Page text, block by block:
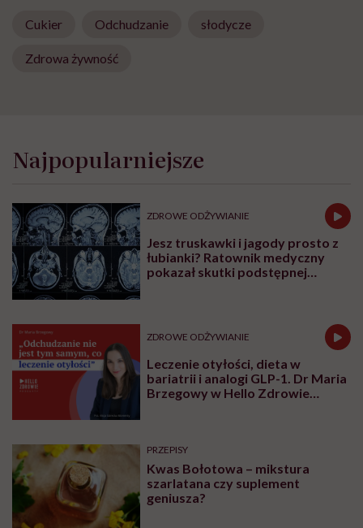
Cukier Odchudzanie słodycze
Zdrowa żywność
Najpopularniejsze
ZDROWE ODŻYWIANIE
Jesz truskawki i jagody prosto z
łubianki? Ratownik medyczny
pokazał skutki podstępnej
ZDROWE ODŻYWIANIE
Leczenie otyłości, dieta w
bariatrii i analogi GLP-1. Dr Maria
Brzegowy w Hello Zdrowie
PRZEPISY
Kwas Bołotowa – mikstura
szarlatana czy suplement
geniusza?